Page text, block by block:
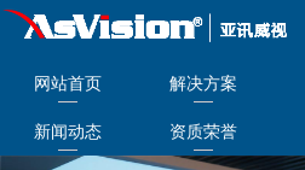
网站首页 解决方案
新闻动态 资质荣誉